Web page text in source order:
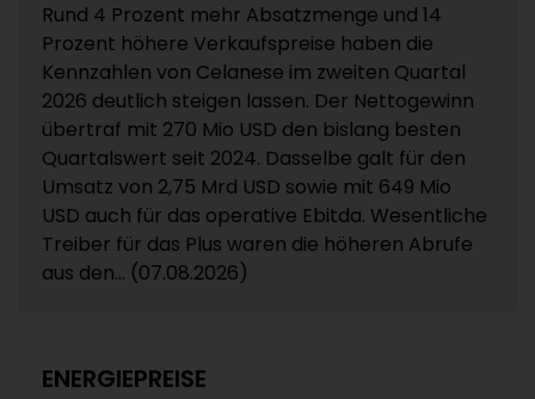
Rund 4 Prozent mehr Absatzmenge und 14
Prozent höhere Verkaufspreise haben die
Kennzahlen von Celanese im zweiten Quartal
2026 deutlich steigen lassen. Der Nettogewinn
übertraf mit 270 Mio USD den bislang besten
Quartalswert seit 2024. Dasselbe galt für den
Umsatz von 2,75 Mrd USD sowie mit 649 Mio
USD auch für das operative Ebitda. Wesentliche
Treiber für das Plus waren die höheren Abrufe
aus den... (07.08.2026)
ENERGIEPREISE